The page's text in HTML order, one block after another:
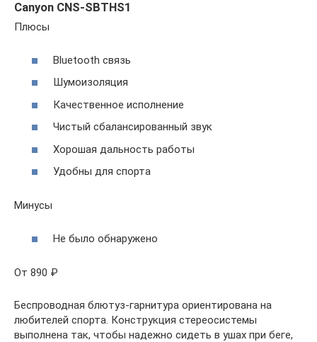
Canyon CNS-SBTHS1
Плюсы
Bluetooth связь
Шумоизоляция
Качественное исполнение
Чистый сбалансированный звук
Хорошая дальность работы
Удобны для спорта
Минусы
Не было обнаружено
От 890 ₽
Беспроводная блютуз-гарнитура ориентирована на
любителей спорта. Конструкция стереосистемы
выполнена так, чтобы надежно сидеть в ушах при беге,